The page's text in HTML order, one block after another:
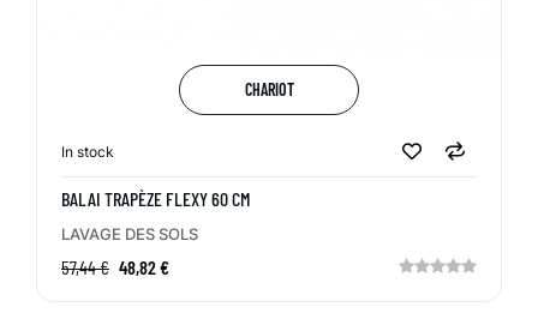
CHARIOT
In stock
BALAI TRAPÈZE FLEXY 60 CM
LAVAGE DES SOLS
57,44 € 48,82 €